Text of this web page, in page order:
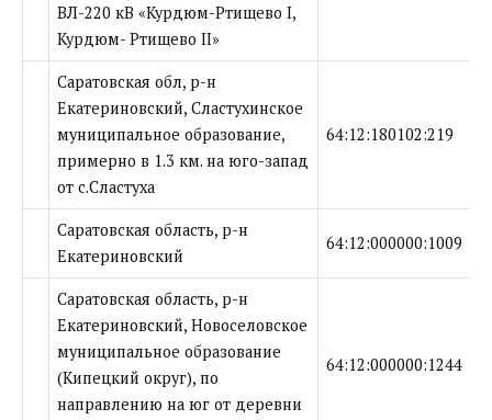
ВЛ-220 кВ «Курдюм-Ртищево I,
Курдюм- Ртищево II»
Саратовская обл, р-н
Екатериновский, Сластухинское
муниципальное образование,
примерно в 1.3 км. на юго-запад
от с.Сластуха
64:12:180102:219
Саратовская область, р-н
Екатериновский
64:12:000000:1009
Саратовская область, р-н
Екатериновский, Новоселовское
муниципальное образование
(Кипецкий округ), по
направлению на юг от деревни
64:12:000000:1244